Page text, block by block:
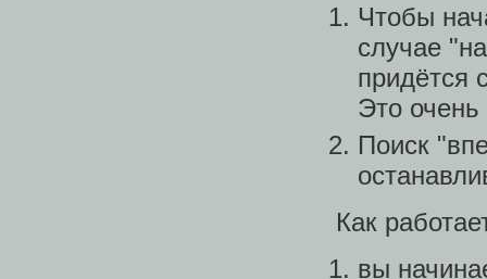
Чтобы
случае
придётся
Это очень
Поиск
Как
вы